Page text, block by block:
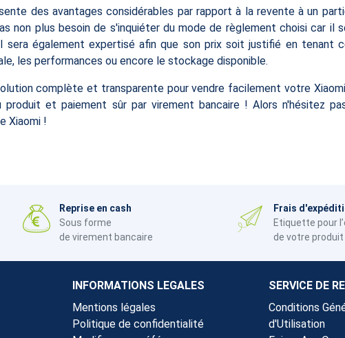
des avantages considérables par rapport à la revente à un
non plus besoin de s'inquiéter du mode de règlement choisi car il
sera également expertisé afin que son prix soit justifié en
les performances ou encore le stockage disponible.
complète et transparente pour vendre facilement votre
produit et paiement sûr par virement bancaire ! Alors n'hésitez
Xiaomi !
Reprise en cash
Sous forme
de virement bancaire
Frais
Etiquette pour
de votre
INFORMATIONS LEGALES
Mentions légales
Politique de confidentialité
SERVICE DE
Conditions
d'Utilisation